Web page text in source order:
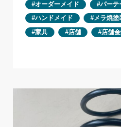
オーダーメイド
パーテ
ハンドメイド
メラ焼塗
家具
店舗 店舗